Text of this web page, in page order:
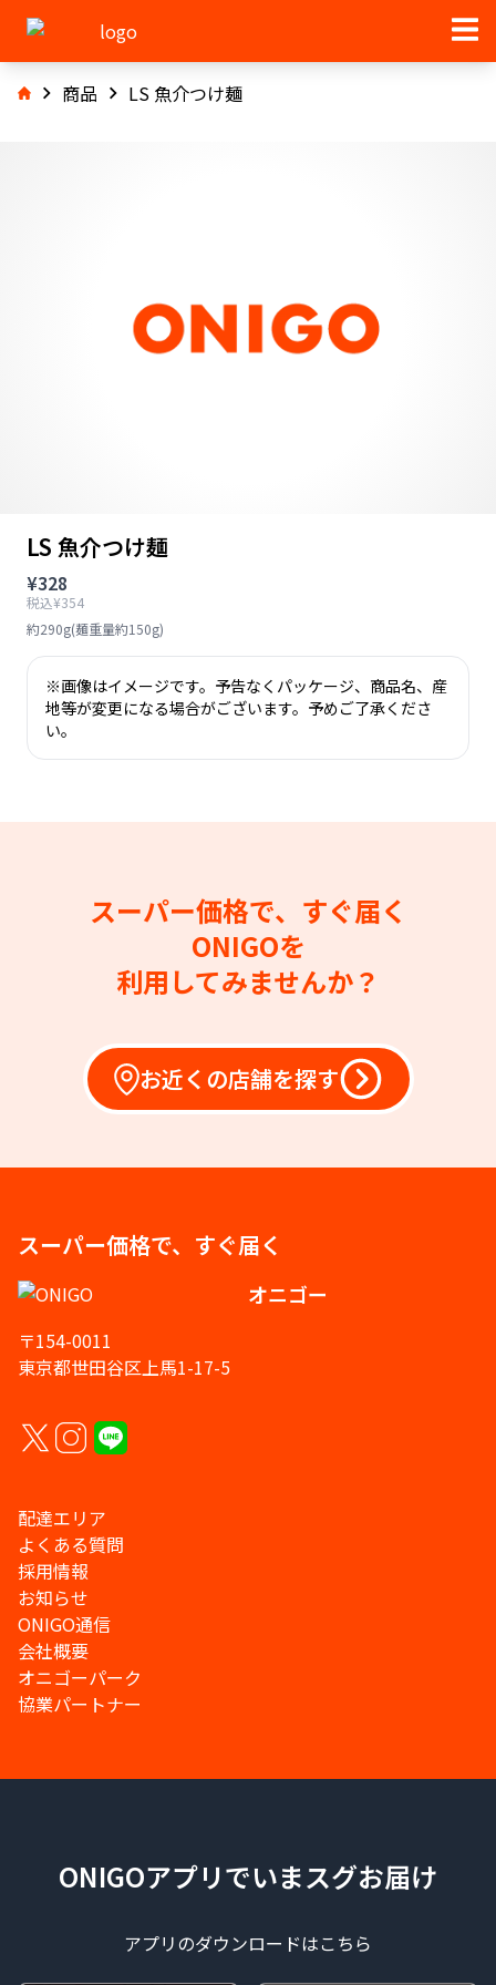
商品 LS 魚介つけ麺
LS 魚介つけ麺
¥328
税込¥354
約290g(麺重量約150g)
※画像はイメージです。予告なくパッケージ、商品名、産
地等が変更になる場合がございます。予めご了承くださ
い。
スーパー価格で、すぐ届く
ONIGOを
利用してみませんか？
お近くの店舗を探す
スーパー価格で、すぐ届く
オニゴー
〒154-0011
東京都世田谷区上馬1-17-5
配達エリア
よくある質問
採用情報
お知らせ
ONIGO通信
会社概要
オニゴーパーク
協業パートナー
ONIGOアプリでいまスグお届け
アプリのダウンロードはこちら